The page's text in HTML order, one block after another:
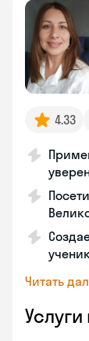
4.33
Читать